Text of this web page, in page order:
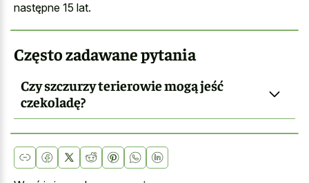
następne 15 lat.
Często zadawane pytania
Czy szczurzy terierowie mogą jeść
czekoladę?